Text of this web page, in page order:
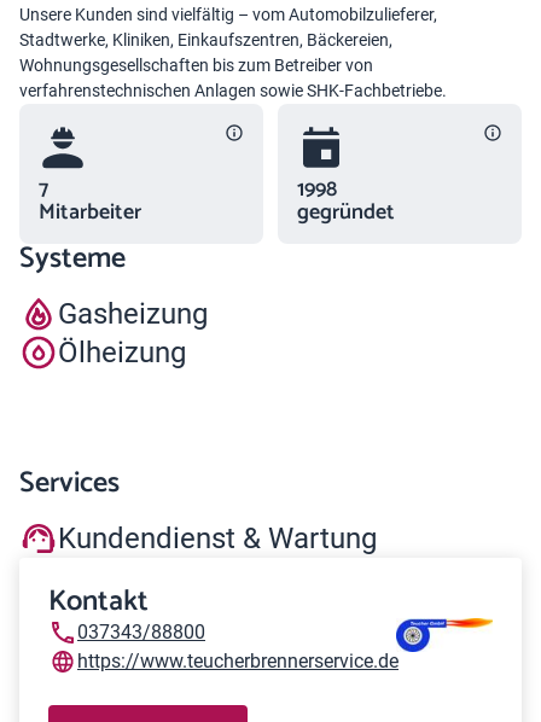
Unsere Kunden sind vielfältig – vom Automobilzulieferer,
Stadtwerke, Kliniken, Einkaufszentren, Bäckereien,
Wohnungsgesellschaften bis zum Betreiber von
verfahrenstechnischen Anlagen sowie SHK-Fachbetriebe.
7
Mitarbeiter
1998
gegründet
Systeme
Gasheizung
Ölheizung
Services
Kundendienst & Wartung
Kontakt
037343/88800
https://www.teucherbrennerservice.de